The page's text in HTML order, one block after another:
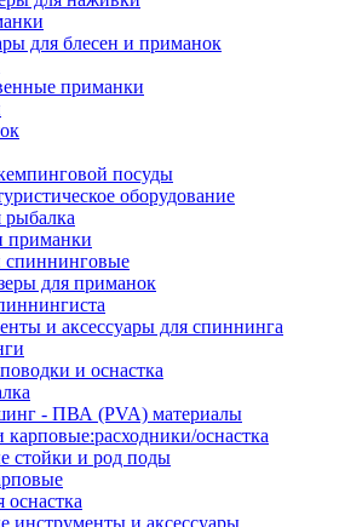
для блесен и приманок
приманки
посуды
оборудование
приманки
для приманок
и аксессуары для спиннинга
и оснастка
- ПВА (PVA) материалы
оснастка
стойки и род поды
оснастка
инструменты и аксессуары